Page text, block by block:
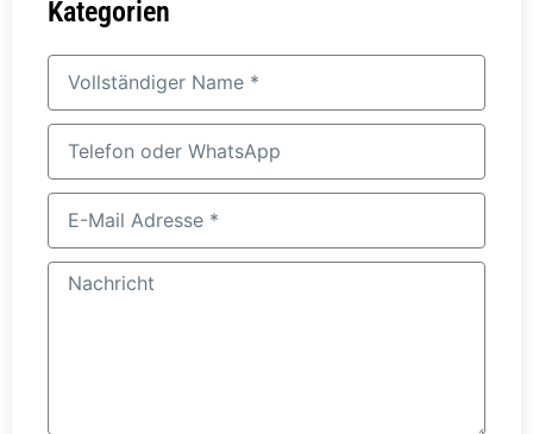
Kategorien
Name
oder
Mail
Nachricht